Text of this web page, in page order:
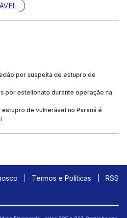
por suspeita de estupro de
por estelionato durante operação na
de vulnerável no Paraná é
Termos e Políticas RSS